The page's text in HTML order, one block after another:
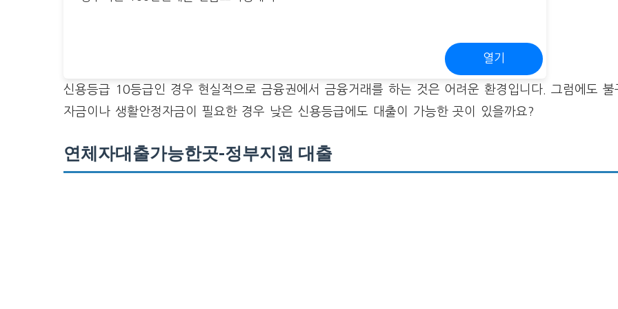
열기
신용등급 10등급인 경우 현실적으로 금융권에서 금융거래를 하는 것은 어려운 환경입니다. 그럼에도 불
자금이나 생활안정자금이 필요한 경우 낮은 신용등급에도 대출이 가능한 곳이 있을까요?
연체자대출가능한곳-정부지원 대출